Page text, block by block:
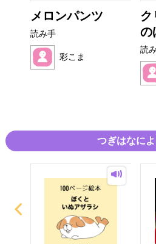
メロンパンツ
読み手
彩こま
ク
の
読
つぎはなによ